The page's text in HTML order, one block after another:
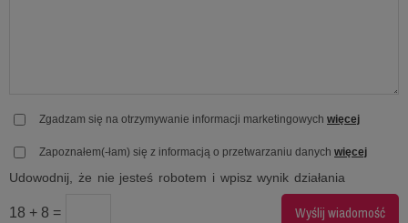
Zgadzam się na otrzymywanie informacji marketingowych więcej
Zapoznałem(-łam) się z informacją o przetwarzaniu danych więcej
Udowodnij, że nie jesteś robotem i wpisz wynik działania
18 + 8 =